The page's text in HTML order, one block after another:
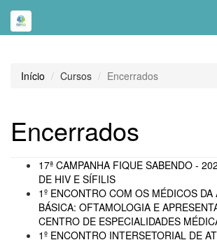
Início Cursos Encerrados
Encerrados
17ª CAMPANHA FIQUE SABENDO -
DE HIV E SÍFILIS
1º ENCONTRO COM OS MÉDICOS DA
BÁSICA: OFTAMOLOGIA E
CENTRO DE ESPECIALIDADES
1º ENCONTRO INTERSETORIAL DE